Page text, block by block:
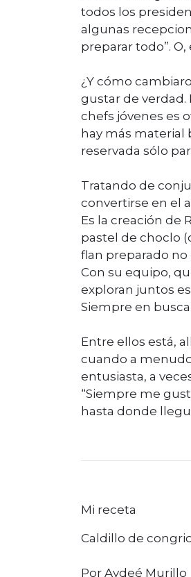
todos los
algunas
preparar todo”.
¿Y cómo
gustar de verdad.
chefs jóvenes es
hay más material
reservada sólo
Tratando de
convertirse en el
Es la creación de
pastel de choclo
flan preparado no
Con su equipo,
exploran juntos
Siempre en
Entre ellos está,
cuando a
entusiasta, a
“Siempre me
hasta donde
Mi receta
Caldillo de
Por Aydeé Murillo